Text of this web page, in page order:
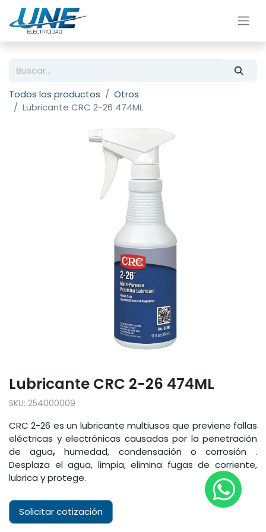
Todos los productos
Otros
Lubricante CRC 2-26 474ML
Lubricante CRC 2-26 474ML
SKU: 254000009
CRC 2-26 es un lubricante multiusos que previene fallas
eléctricas y electrónicas causadas por la penetración
de agua,humedad, condensación o corrosión .
Desplaza el agua, limpia​, elimina fugas de corriente,
lubrica y protege.
Solicitar cotización